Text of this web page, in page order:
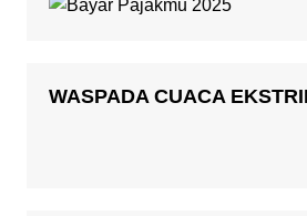
WASPADA CUACA